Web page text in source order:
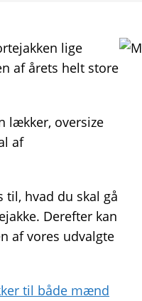
lige
af årets helt store
lækker, oversize
af
hvad du skal gå
Derefter kan
af vores udvalgte
til både mænd